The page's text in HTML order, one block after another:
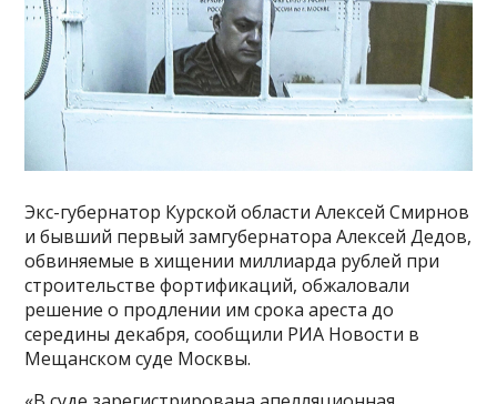
Экс-губернатор Курской области Алексей Смирнов
и бывший первый замгубернатора Алексей Дедов,
обвиняемые в хищении миллиарда рублей при
строительстве фортификаций, обжаловали
решение о продлении им срока ареста до
середины декабря, сообщили РИА Новости в
Мещанском суде Москвы.